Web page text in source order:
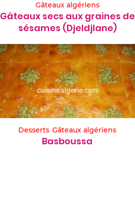
Gâteaux algériens
Gâteaux secs aux graines de
sésames (Djeldjlane)
Desserts Gâteaux algériens
Basboussa